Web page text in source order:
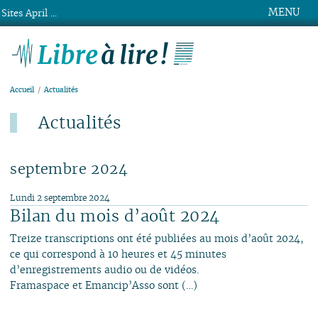
MENU
Accueil Actualités
Actualités
septembre 2024
Bilan du mois d’août 2024
Lundi 2 septembre 2024
Treize transcriptions ont été publiées au mois d’août 2024,
ce qui correspond à 10 heures et 45 minutes
d’enregistrements audio ou de vidéos.
Framaspace et Emancip’Asso sont (…)
Sites April ...